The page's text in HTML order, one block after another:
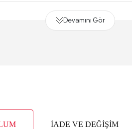
Devamını Gör
İADE VE DEĞİŞİM